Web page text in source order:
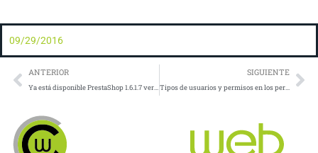
09/29/2016
Prev
ANTERIOR
Ya está disponible PrestaShop 1.6.1.7 versión de mantenimiento
SIGUIENTE
Tipos de usuarios y permisos en los perfiles de WordPress